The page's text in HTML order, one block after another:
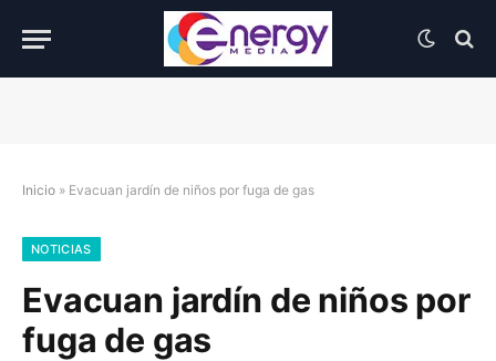
Inicio » Evacuan jardín de niños por fuga de gas
NOTICIAS
Evacuan jardín de niños por
fuga de gas